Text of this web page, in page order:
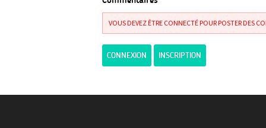
VOUS DEVEZ ÊTRE CONNECTÉ POUR POSTER DES
CONNEXION INSCRIPTION